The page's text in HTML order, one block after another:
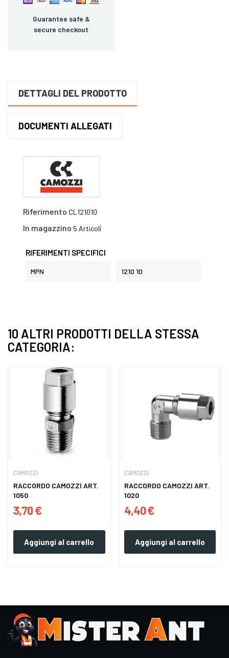
Guarantee safe &
secure checkout
DETTAGLI DEL PRODOTTO
DOCUMENTI ALLEGATI
Riferimento CL121010
In magazzino 5 Articoli
RIFERIMENTI SPECIFICI
MPN 1210 10
10 ALTRI PRODOTTI DELLA STESSA
CATEGORIA:
CAMOZZI
RACCORDO CAMOZZI ART.
1050
3,70 €
Aggiungi al carrello
CAMOZZI
RACCORDO CAMOZZI ART.
1020
4,40 €
Aggiungi al carrello